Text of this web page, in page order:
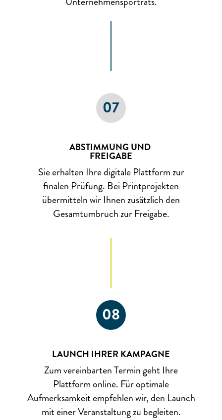
07
ABSTIMMUNG UND
FREIGABE
Sie erhalten Ihre digitale Plattform zur
finalen Prüfung. Bei Printprojekten
übermitteln wir Ihnen zusätzlich den
Gesamtumbruch zur Freigabe.
08
LAUNCH IHRER KAMPAGNE
Zum vereinbarten Termin geht Ihre
Plattform online. Für optimale
Aufmerksamkeit empfehlen wir, den Launch
mit einer Veranstaltung zu begleiten.